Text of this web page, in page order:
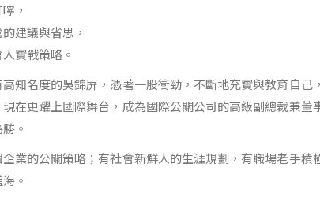
，
建議與省思，
實戰策略。
知名度的吳錦屏，憑著一股衝勁，不斷地充實與教育自
在更躍上國際舞台，成為國際公關公司的高級副總裁兼董
。
業的公關策略；有社會新鮮人的生涯規劃，有職場老手積
。